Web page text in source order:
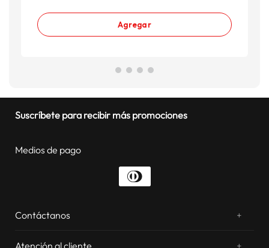
Agregar
Suscríbete para recibir más promociones
Medios de pago
Contáctanos +
Atención al cliente
+